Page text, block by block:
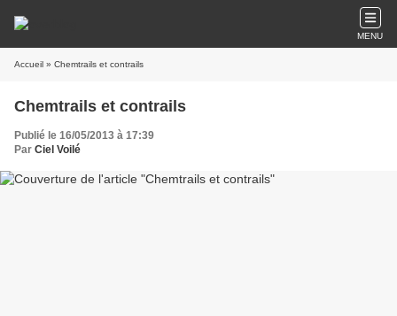
MENU
Accueil » Chemtrails et contrails
Chemtrails et contrails
Publié le 16/05/2013 à 17:39
Par Ciel Voilé